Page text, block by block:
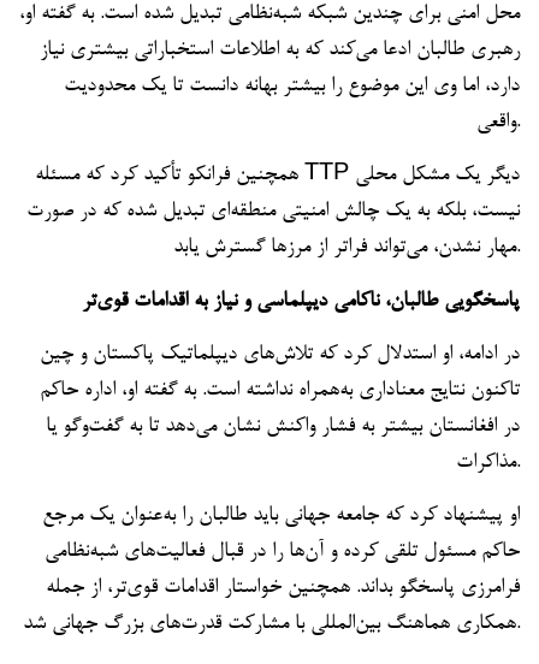
محل امنی برای چندین شبکه شبه‌نظامی تبدیل شده است. به گفته او،
رهبری طالبان ادعا می‌کند که به اطلاعات استخباراتی بیشتری نیاز
دارد، اما وی این موضوع را بیشتر بهانه دانست تا یک محدودیت
واقعی.
همچنین فرانکو تأکید کرد که مسئله TTP دیگر یک مشکل محلی
نیست، بلکه به یک چالش امنیتی منطقه‌ای تبدیل شده که در صورت
مهار نشدن، می‌تواند فراتر از مرزها گسترش یابد.
پاسخگویی طالبان، ناکامی دیپلماسی و نیاز به اقدامات قوی‌تر
در ادامه، او استدلال کرد که تلاش‌های دیپلماتیک پاکستان و چین
تاکنون نتایج معناداری به‌همراه نداشته است. به گفته او، اداره حاکم
در افغانستان بیشتر به فشار واکنش نشان می‌دهد تا به گفت‌وگو یا
مذاکرات.
او پیشنهاد کرد که جامعه جهانی باید طالبان را به‌عنوان یک مرجع
حاکم مسئول تلقی کرده و آن‌ها را در قبال فعالیت‌های شبه‌نظامی
فرامرزی پاسخگو بداند. همچنین خواستار اقدامات قوی‌تر، از جمله
همکاری هماهنگ بین‌المللی با مشارکت قدرت‌های بزرگ جهانی شد.